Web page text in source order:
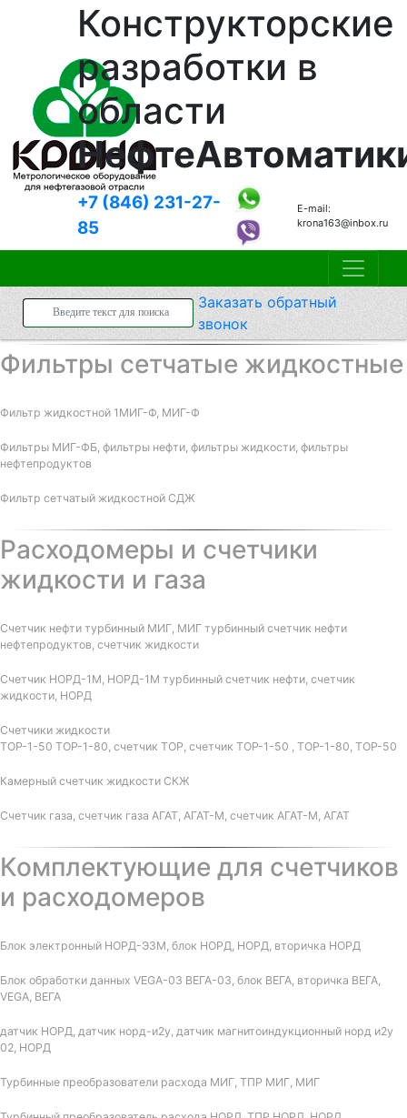
Конструкторские
разработки в
области
+7 (846) 231-27-
85
E-mail:
krona163@inbox.ru
Заказатьобратный
звонок
Фильтры сетчатые жидкостные
Фильтр жидкостной 1МИГ-Ф, МИГ-Ф
Фильтры МИГ-ФБ, фильтры нефти, фильтры жидкости, фильтры
нефтепродуктов
Фильтр сетчатый жидкостной СДЖ
Расходомеры и счетчики
жидкости и газа
Счетчик нефти турбинный МИГ, МИГ турбинный счетчик нефти
нефтепродуктов, счетчик жидкости
Счетчик НОРД-1М, НОРД-1М турбинный счетчик нефти, счетчик
жидкости, НОРД
Счетчики жидкости
ТОР-1-50 ТОР-1-80, счетчик ТОР, счетчик ТОР-1-50 , ТОР-1-80, ТОР-50
Камерный счетчик жидкости СКЖ
Счетчик газа, счетчик газа АГАТ, АГАТ-М, счетчик АГАТ-М, АГАТ
Комплектующие для счетчиков
и расходомеров
Блок электронный НОРД-Э3М, блок НОРД, НОРД, вторичка НОРД
Блок обработки данных VEGA-03 ВЕГА-03, блок ВЕГА, вторичка ВЕГА,
VEGA, ВЕГА
датчик НОРД, датчик норд-и2у, датчик магнитоиндукционный норд и2у
02, НОРД
Турбинные преобразователи расхода МИГ, ТПР МИГ, МИГ